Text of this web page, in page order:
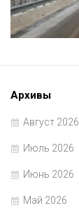
Архивы
Август 2026
Июль 2026
Июнь 2026
Май 2026